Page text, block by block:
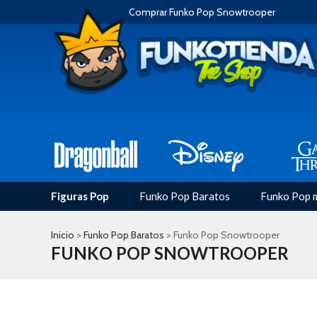
Comprar Funko Pop Snowtrooper
Figuras Pop Funko Pop Baratos Funko Pop
Inicio > Funko Pop Baratos > Funko Pop Snowtrooper
FUNKO POP SNOWTROOPER